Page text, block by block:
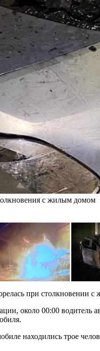
с жилым домом
при столкновении
около 00:00 водитель
находились трое